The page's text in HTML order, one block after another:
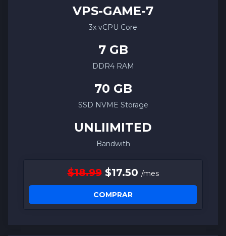
VPS-GAME-7
3x vCPU Core
7 GB
DDR4 RAM
70 GB
SSD NVME Storage
UNLIIMITED
Bandwith
$18.99$17.50 /mes
COMPRAR